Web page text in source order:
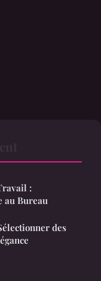
:
au Bureau
des